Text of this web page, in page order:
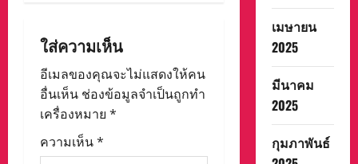
a
t
i
o
ใส่ความเห็น
อีเมลของคุณจะไม่แสดงให้คน
อื่นเห็น ช่องข้อมูลจำเป็นถูกทำ
เครื่องหมาย *
ความเห็น*
เมษายน
2025
มีนาคม
2025
กุมภาพันธ์